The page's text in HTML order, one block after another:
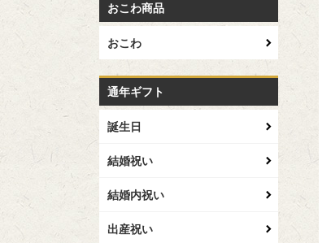
おこわ商品
おこわ
通年ギフト
誕生日
結婚祝い
結婚内祝い
出産祝い